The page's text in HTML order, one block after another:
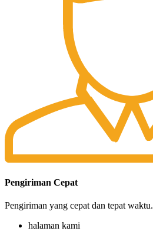
Pengiriman Cepat
Pengiriman yang cepat dan tepat waktu.
halaman kami